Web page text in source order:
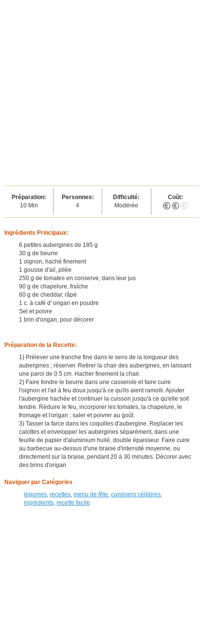
Préparation:
10 Min
Personnes:
4
Difficulté:
Modérée
Coût:
Ingrédients Principaux:
6 petites aubergines de 185 g
30 g de beurre
1 oignon, haché finement
1 gousse d'ail, pilée
250 g de tomates en conserve, dans leur jus
90 g de chapelure, fraîche
60 g de cheddar, râpé
1 c. à café d' origan en poudre
Sel et poivre
1 brin d'origan, pour décorer
Préparation de la Recette:
1) Prélever une tranche fine dans le sens de la longueur des
aubergines ; réserver. Retirer la chair des aubergines, en laissant
une paroi de 0.5 cm. Hacher finement la chair.
2) Faire fondre le beurre dans une casserole et faire cuire
l'oignon et l'ail à feu doux jusqu'à ce qu'ils aient ramolli. Ajouter
l'aubergine hachée et continuer la cuisson jusqu'à ce qu'elle soit
tendre. Réduire le feu, incorporer les tomates, la chapelure, le
fromage et l'origan ; saler et poivrer au goût.
3) Tasser la farce dans les coquilles d'aubergine. Replacer les
calottes et envelopper les aubergines séparément, dans une
feuille de papier d'aluminium huilé, double épaisseur. Faire cuire
au barbecue au-dessus d'une braise d'intensité moyenne, ou
directement sur la braise, pendant 20 à 30 minutes. Décorer avec
des brins d'origan.
Naviguer par Catégories
legumes,recettes,menu de fête,cuisiniers célèbres,
ingrédients,recette facile